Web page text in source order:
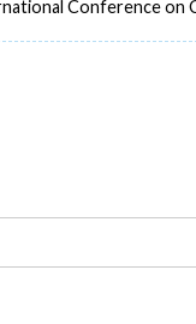
Conference on